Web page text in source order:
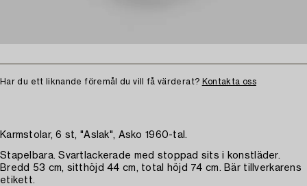
Har du ett liknande föremål du vill få värderat? Kontakta oss
Karmstolar, 6 st, "Aslak", Asko 1960-tal.
Stapelbara. Svartlackerade med stoppad sits i konstläder.
Bredd 53 cm, sitthöjd 44 cm, total höjd 74 cm. Bär tillverkarens
etikett.